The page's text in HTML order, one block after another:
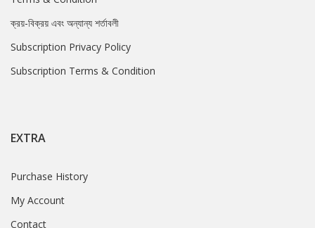
ক্রয়-বিক্রয় এবং অন্যান্য শর্তাবলী
Subscription Privacy Policy
Subscription Terms & Condition
EXTRA
Purchase History
My Account
Contact